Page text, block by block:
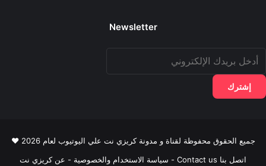
Newsletter
أدخل
بريدك
الإلكتروني
جميع الحقوق محفوظة لقناة و مدونة كريزي نت علي اليوتيوب لعام 2026 ♥
اتصل بنا Contact us
- سياسة الاستخدام والخصوصية - عن كريزي نت